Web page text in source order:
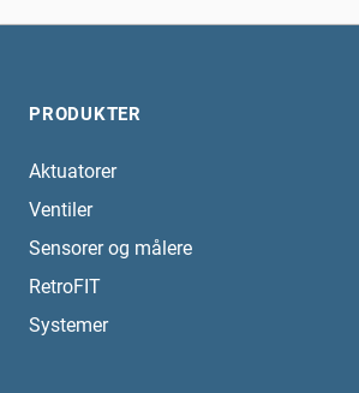
PRODUKTER
Aktuatorer
Ventiler
Sensorer og målere
RetroFIT
Systemer